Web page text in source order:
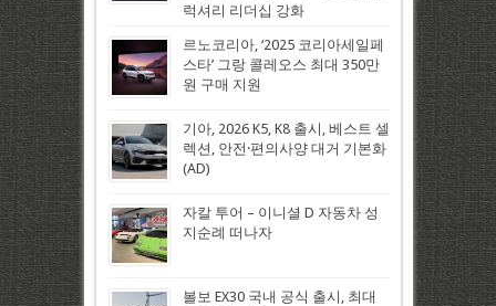
럭셔리 리더십 강화
르노코리아, ‘2025 코리아세일페
스타’ 그랑 콜레오스 최대 350만
원 구매 지원
기아, 2026 K5, K8 출시, 베스트 셀
렉션, 안전·편의사양 대거 기본화
(AD)
자칼 투어 – 이니셜 D 자동차 성
지순례 떠나자
볼보 EX30 국내 공식 출시, 최대